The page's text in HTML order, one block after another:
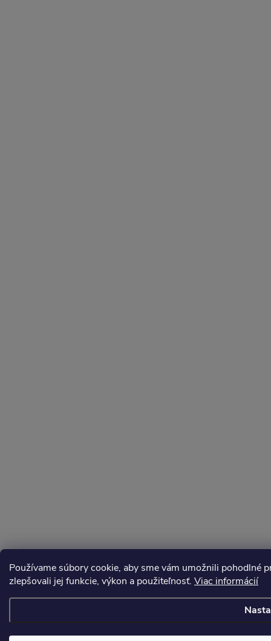
Používame súbory cookie, aby sme vám umožnili pohodlné
zlepšovali jej funkcie, výkon a použiteľnosť. Viac informácií